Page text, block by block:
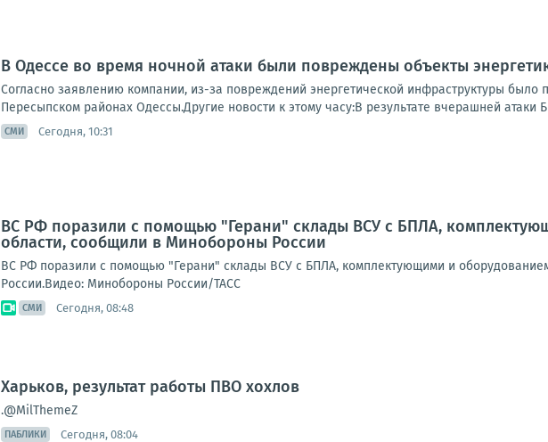
В Одессе во время ночной атаки были повреждены объекты
Согласно заявлению компании, из-за повреждений энергетической инфраструктуры
Пересыпском районах Одессы.Другие новости к этому часу:В результате вчерашней атаки
СМИ Сегодня, 10:31
ВС РФ поразили с помощью "Герани" склады ВСУ с БПЛА,
области, сообщили в Минобороны России
ВС РФ поразили с помощью "Герани" склады ВСУ с БПЛА, комплектующими и
России.Видео: Минобороны России/ТАСС
СМИ Сегодня, 08:48
Харьков, результат работы ПВО хохлов
.@MilThemeZ
ПАБЛИКИ Сегодня, 08:04